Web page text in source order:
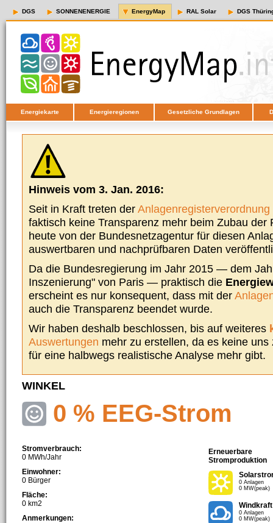
DGS SONNENENERGIE EnergyMap RAL Solar DGS
Energiekarte Energieregionen Gesetzliche Grundlagen
Hinweis vom 3. Jan. 2016:
Seit in Kraft treten derAnlagenregisterverordnung
faktisch keine Transparenz mehr beim Zubau der
heute von der Bundesnetzagentur für diesen
auswertbaren und nachprüfbaren Daten
Da die Bundesregierung im Jahr 2015 — dem
Inszenierung" von Paris — praktisch die
erscheint es nur konsequent, dass mit der
auch die Transparenz beendet wurde.
Wir haben deshalb beschlossen, bis auf weiteres
Auswertungen mehr zu erstellen, da es keine
für eine halbwegs realistische Analyse mehr gibt.
WINKEL
0 % EEG-Strom
Stromverbrauch:
0 MWh/Jahr
Einwohner:
0 Bürger
Fläche:
0 km2
Anmerkungen:
Erneuerbare
Stromproduktion
0 Anlagen
0 MW(peak)
Windkraft
0 Anlagen
0 MW(peak)